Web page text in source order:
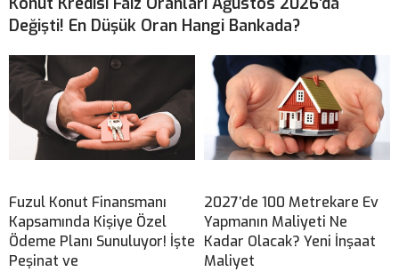
Değişti! En Düşük Oran Hangi Bankada?
Fuzul Konut Finansmanı
Kapsamında Kişiye Özel
Ödeme Planı Sunuluyor! İşte
Peşinat ve
2027’de 100 Metrekare Ev
Yapmanın Maliyeti Ne
Kadar Olacak? Yeni İnşaat
Maliyet